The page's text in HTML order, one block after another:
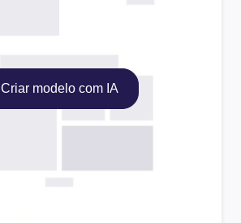
Criar modelo com IA